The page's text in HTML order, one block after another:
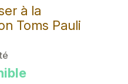
à la
Toms Pauli